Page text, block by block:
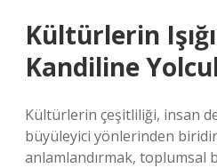
Kültürlerin
Kandiline
Kültürlerin çeşitliliği, insan
büyüleyici yönlerinden
anlamlandırmak, toplumsal